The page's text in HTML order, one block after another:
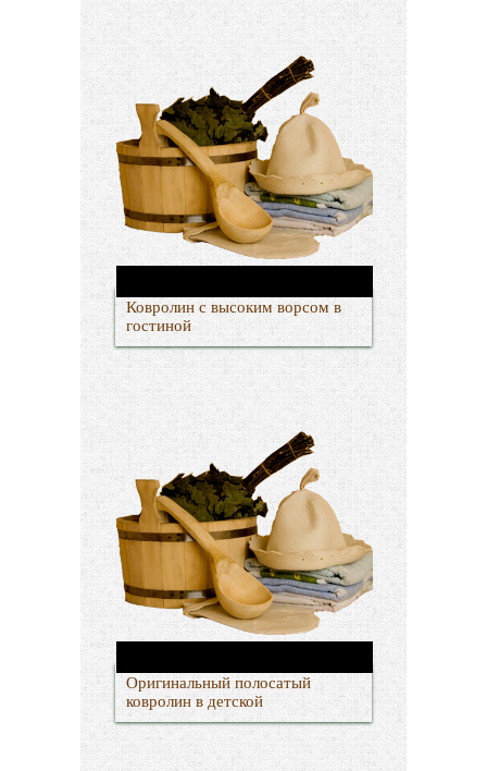
Ковролин с высоким ворсом в
гостиной
Оригинальный полосатый
ковролин в детской